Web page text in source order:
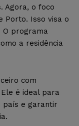
Agora, o foco
Porto. Isso visa o
O programa
a residência
com
é ideal para
país e garantir